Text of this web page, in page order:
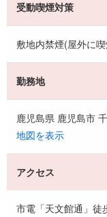
受動喫煙対策
敷地内禁煙(屋外に
勤務地
鹿児島県 鹿児島市
地図を表示
アクセス
市電「天文館通」徒